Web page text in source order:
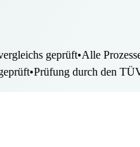
geprüft•Alle
•Prüfung durch den